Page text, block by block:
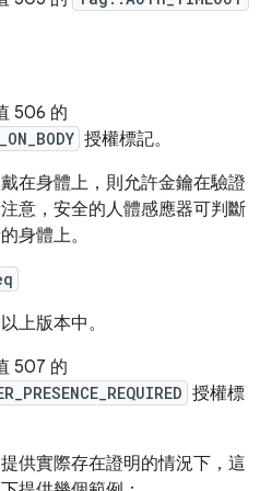
506 的
授權標記。
在身體上，則允許金鑰在驗證
意，安全的人體感應器可判斷
身體上。
上版本中。
507 的
授權標
供實際存在證明的情況下，這